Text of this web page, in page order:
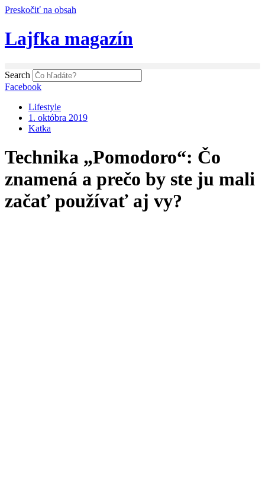
Preskočiť na obsah
Lajfka magazín
Search
Facebook
Lifestyle
1. októbra 2019
Katka
Technika „Pomodoro“: Čo
znamená a prečo by ste ju mali
začať používať aj vy?